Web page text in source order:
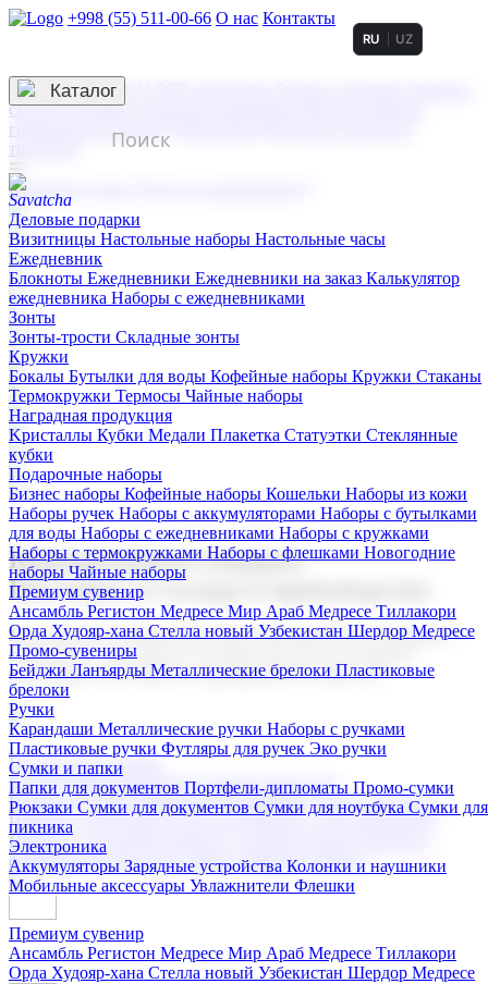
+998 (55) 511-00-66 О нас Контакты
3D гравировка
смолой (Doming)
гравировка твердая
тиснение
RU UZ
☰
Контакты
Каталог
Деловые подарки
Визитницы Настольные наборы Настольные часы
Ежедневник
Блокноты Ежедневники Ежедневники на заказ Калькулятор
ежедневника Наборы с ежедневниками
Зонты
Зонты-трости Складные зонты
Кружки
Бокалы Бутылки для воды Кофейные наборы Кружки Стаканы
Термокружки Термосы Чайные наборы
Наградная продукция
Kристаллы Кубки Медали Плакетка Статуэтки Стеклянные
кубки
Подарочные наборы
Бизнес наборы Кофейные наборы Кошельки Наборы из кожи
Наборы ручек Наборы с аккумуляторами Наборы с бутылками
для воды Наборы с ежедневниками Наборы с кружками
Наборы с термокружками Наборы с флешками Новогодние
наборы Чайные наборы
Премиум сувенир
Ансамбль Регистон Медресе Мир Араб Медресе Тиллакори
Орда Худояр-хана Стелла новый Узбекистан Шердор Медресе
Промо-сувениры
Бейджи Ланъярды Металлические брелоки Пластиковые
брелоки
Ручки
Карандаши Металлические ручки Наборы с ручками
Пластиковые ручки Футляры для ручек Эко ручки
Сумки и папки
Папки для документов Портфели-дипломаты Промо-сумки
Рюкзаки Сумки для документов Сумки для ноутбука Сумки для
пикника
Электроника
Аккумуляторы Зарядные устройства Колонки и наушники
Мобильные аксессуары Увлажнители Флешки
Корпоративные подарки
Поставка со склада и производство
Мы предлагаем широкий выбор корпоративных подарков и
сувениров с логотипом. В нашем каталоге вы найдете
продукцию для бизнеса, мероприятия и клиентов.
Подарочные наборы
Бизнес наборыКофейные наборы Кошельки
Наборы из кожиНаборы ручекНаборы с аккумуляторами
Наборы с бутылками для воды
Наборы с ежедневниками
Наборы с кружками
флешкамиНовогодние наборыЧайные наборы
Премиум сувенир
Ансамбль Регистон Медресе Мир Араб Медресе Тиллакори
Орда Худояр-хана Стелла новый Узбекистан Шердор Медресе